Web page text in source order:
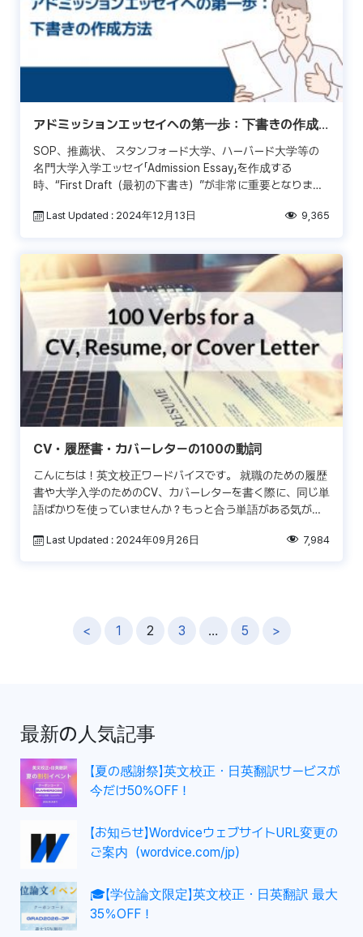
アドミッションエッセイへの第一歩：下書きの作成
方法
SOP、推薦状、 スタンフォード大学、ハーバード大学等の
名門大学入学エッセイ「Admission Essay」を作成する
時、“First Draft（最初の下書き）”が非常に重要となりま
Last Updated : 2024年12月13日 9,365
CV・履歴書・カバーレターの100の動詞
こんにちは！英文校正ワードバイスです。 就職のための履歴
書や大学入学のためのCV、カバーレターを書く際に、同じ単
語ばかりを使っていませんか？もっと合う単語がある気がす
[…]Last Updated : 2024年09月26日 7,984
< 1 2 3 … 5 >
最新の人気記事
【夏の感謝祭】英文校正・日英翻訳サービスが
今だけ50%OFF！
【お知らせ】WordviceウェブサイトURL変更の
ご案内（wordvice.com/jp）
🎓【学位論文限定】英文校正・日英翻訳 最大
35％OFF！